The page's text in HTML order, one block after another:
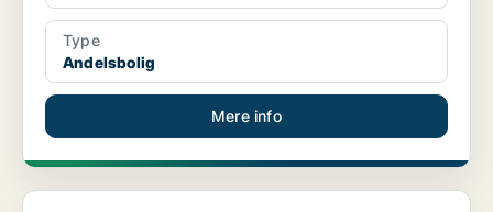
Type
Andelsbolig
Mere info
Andelsbolig i Skodsborg